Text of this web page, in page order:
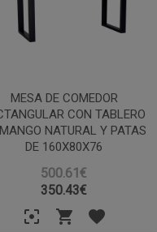
MESA DE COMEDOR
CON TABLERO
NATURAL Y PATAS
DE 160X80X76
500.61€
350.43€